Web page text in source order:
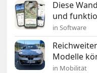
Diese
und
in Software
Modelle
in Mobilität